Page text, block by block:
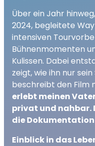
Über ein Jahr
2024, begleitete
intensiven
Bühnenmomenten
Kulissen. Dabei
zeigt, wie ihn nur
beschreibt den Film
erlebt meinen
privat und
die Dokumentation
Einblick in das